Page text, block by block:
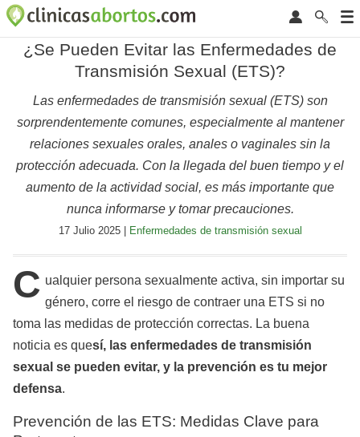
¿Se Pueden Evitar las Enfermedades de
Transmisión Sexual (ETS)?
Las enfermedades de transmisión sexual (ETS) son
sorprendentemente comunes, especialmente al mantener
relaciones sexuales orales, anales o vaginales sin la
protección adecuada. Con la llegada del buen tiempo y el
aumento de la actividad social, es más importante que
nunca informarse y tomar precauciones.
17 Julio 2025 | Enfermedades de transmisión sexual
C ualquier persona sexualmente activa, sin importar su
género, corre el riesgo de contraer una ETS si no
toma las medidas de protección correctas. La buena
noticia es quesí, las enfermedades de transmisión
sexual se pueden evitar, y la prevención es tu mejor
defensa.
Prevención de las ETS: Medidas Clave para